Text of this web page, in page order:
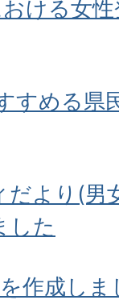
ける女
すめる県
より(男
した
を作成し